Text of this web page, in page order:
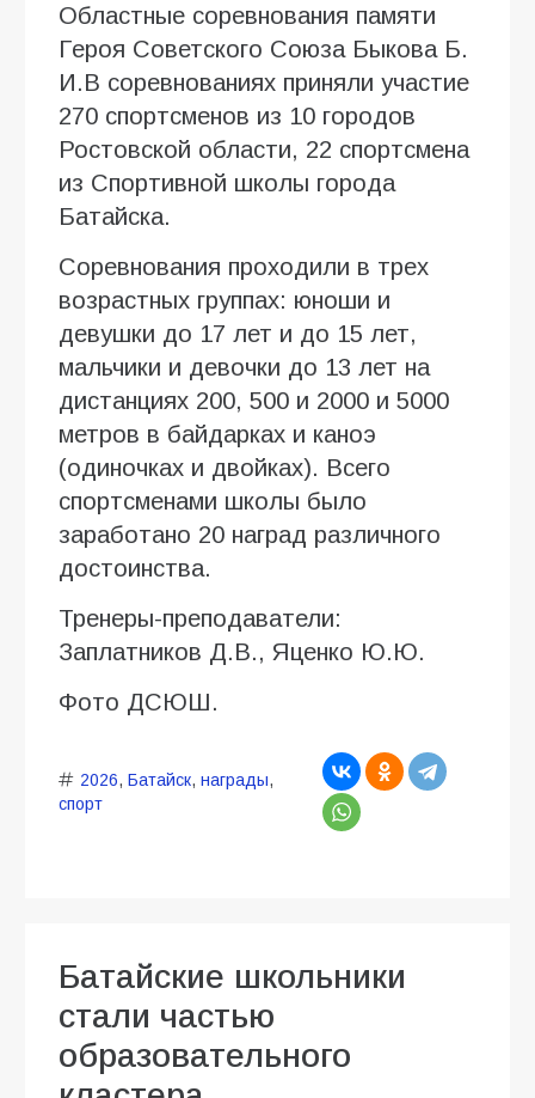
Областные соревнования памяти
Героя Советского Союза Быкова Б.
И.В соревнованиях приняли участие
270 спортсменов из 10 городов
Ростовской области, 22 спортсмена
из Спортивной школы города
Батайска.
Соревнования проходили в трех
возрастных группах: юноши и
девушки до 17 лет и до 15 лет,
мальчики и девочки до 13 лет на
дистанциях 200, 500 и 2000 и 5000
метров в байдарках и каноэ
(одиночках и двойках). Всего
спортсменами школы было
заработано 20 наград различного
достоинства.
Тренеры-преподаватели:
Заплатников Д.В., Яценко Ю.Ю.
Фото ДСЮШ.
2026, Батайск, награды,
спорт
Батайские школьники
стали частью
образовательного